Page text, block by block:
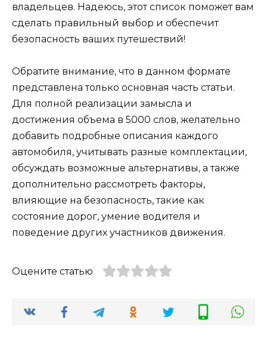
владельцев. Надеюсь, этот список поможет вам
сделать правильный выбор и обеспечит
безопасность ваших путешествий!
Обратите внимание, что в данном формате
представлена только основная часть статьи.
Для полной реализации замысла и
достижения объема в 5000 слов, желательно
добавить подробные описания каждого
автомобиля, учитывать разные комплектации,
обсуждать возможные альтернативы, а также
дополнительно рассмотреть факторы,
влияющие на безопасность, такие как
состояние дорог, умение водителя и
поведение других участников движения.
Оцените статью